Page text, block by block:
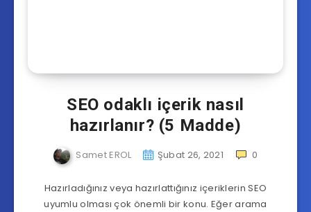
SEO odaklı içerik nasıl
hazırlanır? (5 Madde)
Samet EROL Şubat 26, 2021 0
Hazırladığınız veya hazırlattığınız içeriklerin SEO
uyumlu olması çok önemli bir konu. Eğer arama